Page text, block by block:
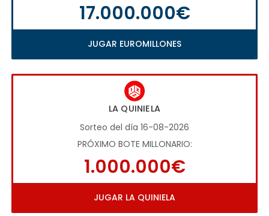
17.000.000€
JUGAR EUROMILLONES
LA QUINIELA
Sorteo del día 16-08-2026
PRÓXIMO BOTE MILLONARIO:
1.000.000€
JUGAR LA QUINIELA